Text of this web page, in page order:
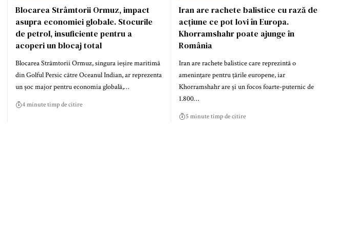
Blocarea Strâmtorii Ormuz, impact
asupra economiei globale. Stocurile
de petrol, insuficiente pentru a
acoperi un blocaj total
Blocarea Strâmtorii Ormuz, singura ieșire maritimă
din Golful Persic către Oceanul Indian, ar reprezenta
un șoc major pentru economia globală,…
4 minute timp de citire
Iran are rachete balistice cu rază de
acțiune ce pot lovi în Europa.
Khorramshahr poate ajunge în
România
Iran are rachete balistice care reprezintă o
amenințare pentru țările europene, iar
Khorramshahr are și un focos foarte-puternic de
1.800…
5 minute timp de citire